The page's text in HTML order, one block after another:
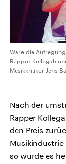
Wäre die
Rapper Kollegah
Musikkritiker Jens
Nach der
Rapper
den Preis
Musikindustrie
so wurde es